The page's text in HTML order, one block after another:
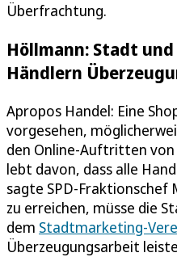
Überfrachtung.
Höllmann: Stadt
Händlern
Apropos Handel: Eine
vorgesehen,
den Online-Auftritten von
lebt davon, dass alle
sagte SPD-Fraktionschef
zu erreichen, müsse die
dem Stadtmarketing-
Überzeugungsarbeit